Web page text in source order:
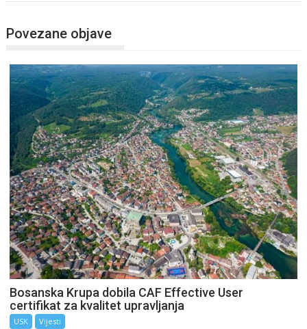
Povezane objave
Bosanska Krupa dobila CAF Effective User
certifikat za kvalitet upravljanja
USK Vijesti